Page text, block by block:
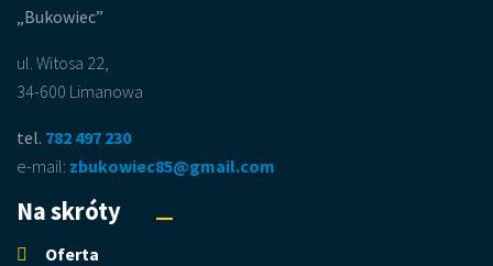
„Bukowiec”
ul. Witosa 22,
34-600 Limanowa
tel. 782 497 230
e-mail: zbukowiec85@gmail.com
Na skróty
Oferta